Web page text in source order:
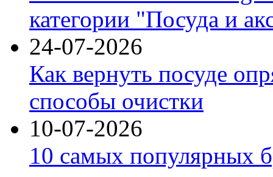
категории "Посуда и
24-07-2026
Как вернуть посуде
способы очистки
10-07-2026
10 самых популярных